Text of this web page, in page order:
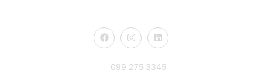
099 275 3345